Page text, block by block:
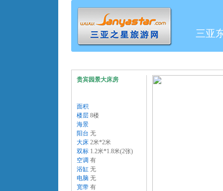
三亚
贵宾园景大床房
面积
楼层 8楼
海景
阳台 无
大床 2米*2米
双标 1.2米*1.8米(2张)
空调 有
浴缸 无
电脑 无
宽带 有